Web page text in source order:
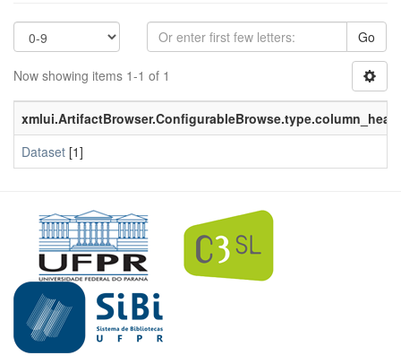
Go
Now showing items 1-1 of 1
Dataset [1]